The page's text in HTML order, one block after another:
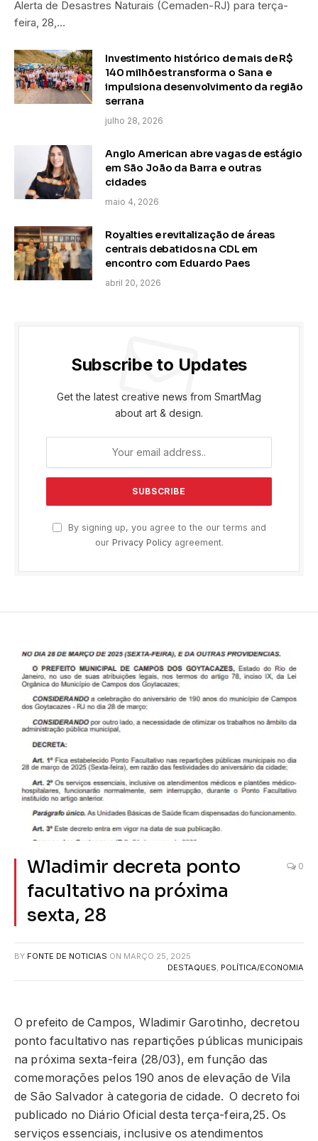
Alerta de Desastres Naturais (Cemaden-RJ) para terça-
feira, 28,…
Investimento histórico de mais de R$
140 milhões transforma o Sana e
impulsiona desenvolvimento da região
serrana
julho 28, 2026
Anglo American abre vagas de estágio
em São João da Barra e outras
cidades
maio 4, 2026
Royalties e revitalização de áreas
centrais debatidos na CDL em
encontro com Eduardo Paes
abril 20, 2026
Subscribe to Updates
Get the latest creative news from SmartMag
about art & design.
By signing up, you agree to the our terms and
our Privacy Policyagreement.
Wladimir decreta ponto
facultativo na próxima
sexta, 28
0
BY FONTE DE NOTICIAS ON MARÇO 25, 2025
DESTAQUES, POLÍTICA/ECONOMIA
O prefeito de Campos, Wladimir Garotinho, decretou
ponto facultativo nas repartições públicas municipais
na próxima sexta-feira (28/03), em função das
comemorações pelos 190 anos de elevação de Vila
de São Salvador à categoria de cidade. O decreto foi
publicado no Diário Oficial desta terça-feira,25. Os
serviços essenciais, inclusive os atendimentos